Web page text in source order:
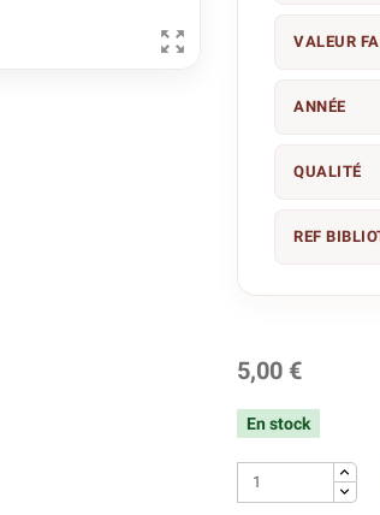
 VALEUR
ANNÉE
QUALITÉ
REF
5,00 €
En stock